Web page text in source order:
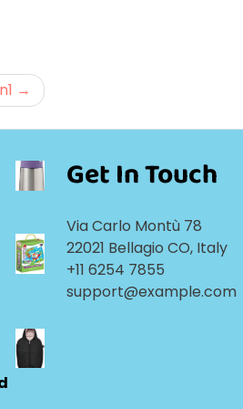
Get In Touch
Via Carlo Montù 78
22021 Bellagio CO, Italy
+11 6254 7855
support@example.com